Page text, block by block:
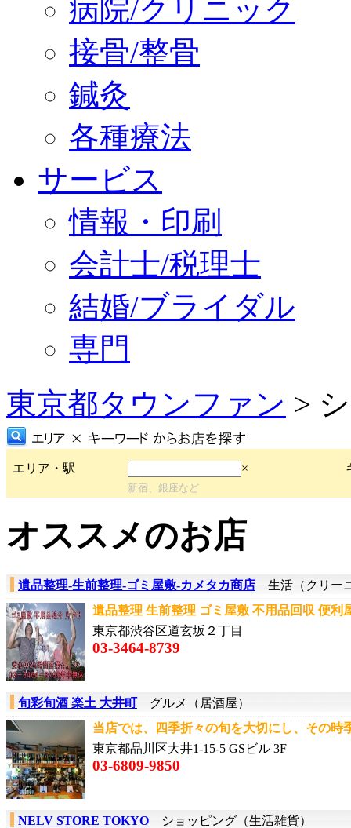
病院/クリニック
接骨/整骨
鍼灸
各種療法
サービス
情報・印刷
会計士/税理士
結婚/ブライダル
専門
東京都タウンファン >
エリア・駅 ×
新宿、銀座など
オススメのお店
遺品整理-生前整理-ゴミ屋敷-カメタカ商店 生活（クリー
遺品整理 生前整理 ゴミ屋敷 不用品回収 便
東京都渋谷区道玄坂２丁目
03-3464-8739
旬彩旬酒 楽土 大井町グルメ（居酒屋）
当店では、四季折々の旬を大切にし、その
東京都品川区大井1-15-5 GSビル 3F
03-6809-9850
NELV STORE TOKYO ショッピング（生活雑貨）